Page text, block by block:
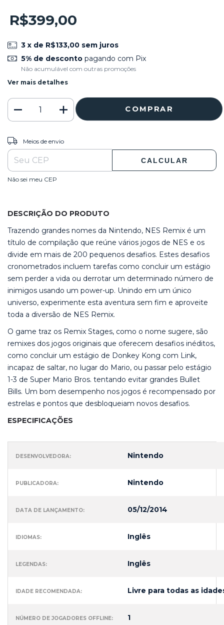
R$399,00
3 x de R$133,00 sem juros
5% de descontopagando com Pix
Não acumulável com outras promoções
Ver mais detalhes
Entregas para o CEP:
Meios de envio
CALCULAR
Não sei meu CEP
DESCRIÇÃO DO PRODUTO
Trazendo grandes nomes da Nintendo, NES Remix é um
título de compilação que reúne vários jogos de NES e os
divide em mais de 200 pequenos desafios. Estes desafios
cronometrados incluem tarefas como concluir um estágio
sem perder a vida ou derrotar um determinado número de
inimigos usando um power-up. Unindo em um único
universo, experimente esta aventura sem fim e aproveite
toda a diversão de NES Remix.
O game traz os Remix Stages, como o nome sugere, são
remixes dos jogos originais que oferecem desafios inéditos,
como concluir um estágio de Donkey Kong com Link,
incapaz de saltar, no lugar do Mario, ou passar pelo estágio
1-3 de Super Mario Bros. tentando evitar grandes Bullet
Bills. Um bom desempenho nos jogos é recompensado por
estrelas e pontos que desbloqueiam novos desafios.
ESPECIFICAÇÕES
DESENVOLVEDORA: Nintendo
PUBLICADORA: Nintendo
DATA DE LANÇAMENTO: 05/12/2014
IDIOMAS: Inglês
LEGENDAS: Inglês
IDADE RECOMENDADA: Livre para todas as
NÚMERO DE JOGADORES OFFLINE: 1